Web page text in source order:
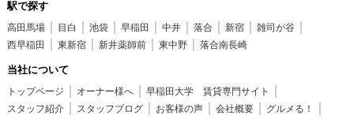
駅で探す
高田馬場 目白 池袋 早稲田 中井 落合 新宿
雑司が谷
西早稲田
東新宿 新井薬師前 東中野 落合南長崎
当社について
トップページ オーナー様へ
早稲田大学 賃貸専門サイト
スタッフ紹介
スタッフブログ お客様の声 会社概要
グルメる！